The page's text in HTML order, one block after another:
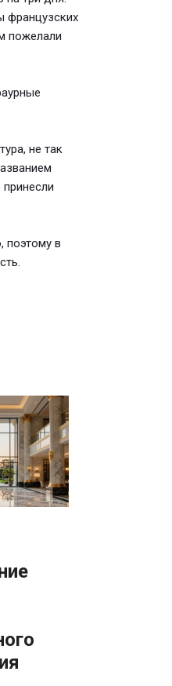
французских
пожелали
не так
поэтому в